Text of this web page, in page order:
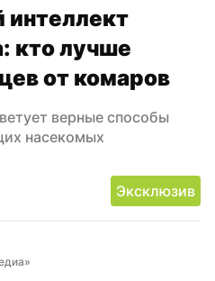
интеллект
кто лучше
от комаров
верные способы
насекомых
Эксклюзив